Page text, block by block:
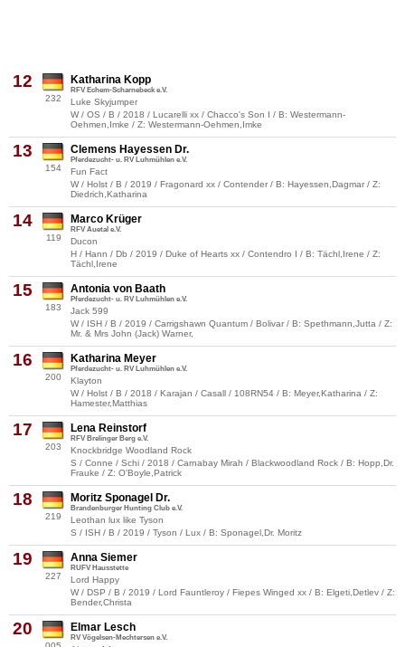
12
232
Katharina Kopp
RFV Echem-Scharnebeck e.V.
Luke Skyjumper
W / OS / B / 2018 / Lucarelli xx / Chacco's Son I / B: Westermann-
Oehmen,Imke / Z: Westermann-Oehmen,Imke
13
154
Clemens Hayessen Dr.
Pferdezucht- u. RV Luhmühlen e.V.
Fun Fact
W / Holst / B / 2019 / Fragonard xx / Contender / B: Hayessen,Dagmar / Z:
Diedrich,Katharina
14
119
Marco Krüger
RFV Auetal e.V.
Ducon
H / Hann / Db / 2019 / Duke of Hearts xx / Contendro I / B: Tächl,Irene / Z:
Tächl,Irene
15
183
Antonia von Baath
Pferdezucht- u. RV Luhmühlen e.V.
Jack 599
W / ISH / B / 2019 / Carrigshawn Quantum / Bolivar / B: Spethmann,Jutta / Z:
Mr. & Mrs John (Jack) Warner,
16
200
Katharina Meyer
Pferdezucht- u. RV Luhmühlen e.V.
Klayton
W / Holst / B / 2018 / Karajan / Casall / 108RN54 / B: Meyer,Katharina / Z:
Hamester,Matthias
17
203
Lena Reinstorf
RFV Brelinger Berg e.V.
Knockbridge Woodland Rock
S / Conne / Schi / 2018 / Carnabay Mirah / Blackwoodland Rock / B: Hopp,Dr.
Frauke / Z: O'Boyle,Patrick
18
219
Moritz Sponagel Dr.
Brandenburger Hunting Club e.V.
Leothan lux like Tyson
S / ISH / B / 2019 / Tyson / Lux / B: Sponagel,Dr. Moritz
19
227
Anna Siemer
RUFV Hausstette
Lord Happy
W / DSP / B / 2019 / Lord Fauntleroy / Fiepes Winged xx / B: Elgeti,Detlev / Z:
Bender,Christa
20 Elmar Lesch
RV Vögelsen-Mechtersen e.V.